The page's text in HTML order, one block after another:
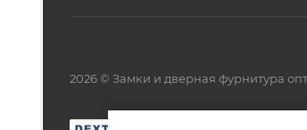
2026 © Замки и дверная фурнитура